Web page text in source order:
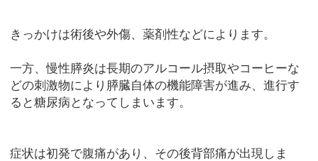
きっかけは術後や外傷、薬剤性などによります。
一方、慢性膵炎は長期のアルコール摂取やコーヒーな
どの刺激物により膵臓自体の機能障害が進み、進行す
ると糖尿病となってしまいます。
症状は初発で腹痛があり、その後背部痛が出現しま